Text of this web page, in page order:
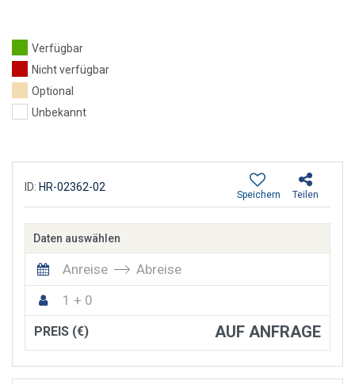
Verfügbar
Nicht verfügbar
Optional
Unbekannt
ID: HR-02362-02
Teilen
Speichern
Daten auswählen
Anreise
Abreise
1 + 0
PREIS (€) AUF ANFRAGE